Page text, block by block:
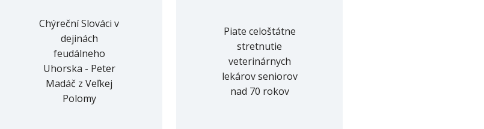
Chýreční Slováci v
dejinách
feudálneho
Uhorska - Peter
Madáč z Veľkej
Polomy
Piate celoštátne
stretnutie
veterinárnych
lekárov seniorov
nad 70 rokov